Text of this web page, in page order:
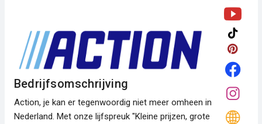
Bedrijfsomschrijving
Action, je kan er tegenwoordig niet meer omheen in
Nederland. Met onze lijfspreuk "Kleine prijzen, grote